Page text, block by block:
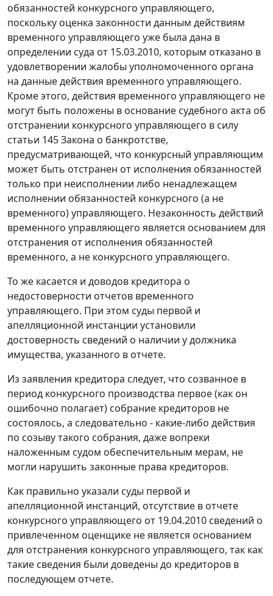
обязанностей конкурсного управляющего,
поскольку оценка законности данным действиям
временного управляющего уже была дана в
определении суда от 15.03.2010, которым отказано в
удовлетворении жалобы уполномоченного органа
на данные действия временного управляющего.
Кроме этого, действия временного управляющего не
могут быть положены в основание судебного акта об
отстранении конкурсного управляющего в силу
статьи 145Закона о банкротстве,
предусматривающей, что конкурсный управляющим
может быть отстранен от исполнения обязанностей
только при неисполнении либо ненадлежащем
исполнении обязанностей конкурсного (а не
временного) управляющего. Незаконность действий
временного управляющего является основанием для
отстранения от исполнения обязанностей
временного, а не конкурсного управляющего.
То же касается и доводов кредитора о
недостоверности отчетов временного
управляющего. При этом суды первой и
апелляционной инстанции установили
достоверность сведений о наличии у должника
имущества, указанного в отчете.
Из заявления кредитора следует, что созванное в
период конкурсного производства первое (как он
ошибочно полагает) собрание кредиторов не
состоялось, а следовательно - какие-либо действия
по созыву такого собрания, даже вопреки
наложенным судом обеспечительным мерам, не
могли нарушить законные права кредиторов.
Как правильно указали суды первой и
апелляционной инстанций, отсутствие в отчете
конкурсного управляющего от 19.04.2010 сведений о
привлеченном оценщике не является основанием
для отстранения конкурсного управляющего, так как
такие сведения были доведены до кредиторов в
последующем отчете.